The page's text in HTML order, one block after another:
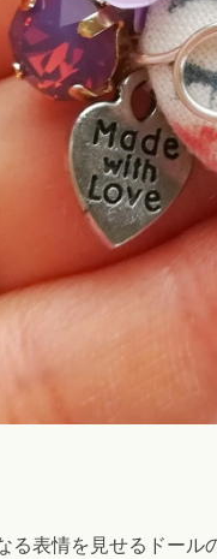
る表情を見せるドール